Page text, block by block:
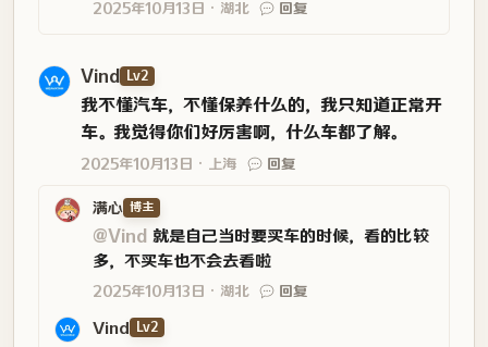
2025年10月13日 湖北 回复
Vind Lv2
我不懂汽车，不懂保养什么的，我只知道正常开
车。我觉得你们好厉害啊，什么车都了解。
2025年10月13日 上海 回复
满心 博主
@Vind 就是自己当时要买车的时候，看的比较
多，不买车也不会去看啦
2025年10月13日 湖北 回复
Vind Lv2